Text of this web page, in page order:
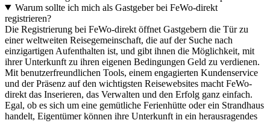
Warum sollte ich mich als Gastgeber bei FeWo-direkt
registrieren?
Die Registrierung bei FeWo-direkt öffnet Gastgebern die Tür zu
einer weltweiten Reisegemeinschaft, die auf der Suche nach
einzigartigen Aufenthalten ist, und gibt ihnen die Möglichkeit, mit
ihrer Unterkunft zu ihren eigenen Bedingungen Geld zu verdienen.
Mit benutzerfreundlichen Tools, einem engagierten Kundenservice
und der Präsenz auf den wichtigsten Reisewebsites macht FeWo-
direkt das Inserieren, das Verwalten und den Erfolg ganz einfach.
Egal, ob es sich um eine gemütliche Ferienhütte oder ein Strandhaus
handelt, Eigentümer können ihre Unterkunft in ein herausragendes